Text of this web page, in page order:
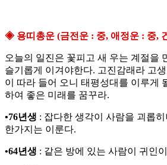
◈ 용띠총운 (금전운 : 중, 애정운 : 중,
오늘의 일진은 꽃피고 새 우는 계절을
슬기롭게 이겨야한다. 고진감래라 고
이 따라 들어 오니 태평성대를 이루게
하여 좋은 미래를 꿈꾸라.
•76년생 : 잡다한 생각이 사람을 괴롭
한가지는 이룬다.
•64년생 : 같은 방에 있는 사람이 귀인